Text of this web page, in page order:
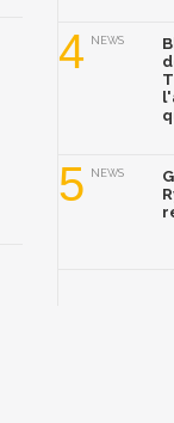
4 NEWS
5 NEWS